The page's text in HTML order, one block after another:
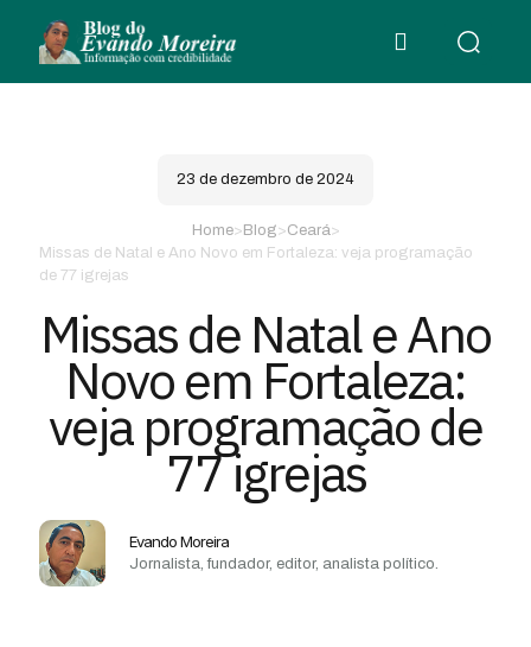
23 de dezembro de 2024
Home> Blog>Ceará>
Missas de Natal e Ano Novo em Fortaleza: veja programação
de 77 igrejas
Missas de Natal e Ano
Novo em Fortaleza:
veja programação de
77 igrejas
Evando Moreira
Jornalista, fundador, editor, analista político.